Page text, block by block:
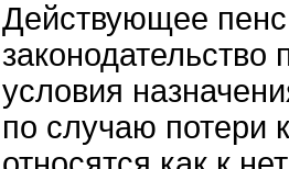
Действующее
законодательство
условия
по случаю потери